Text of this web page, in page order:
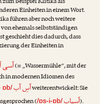
Einheiten in einem Wort.
führen aber noch weitere
ehemals selbstständigen
dies dadurch, dass
der Einheiten in
آسی(= „Wassermühle“, mit der
in modernen Idiomen des
ɒb/آسِ آبweiterentwickelt: Sie
/ɒs-i-ɒb/